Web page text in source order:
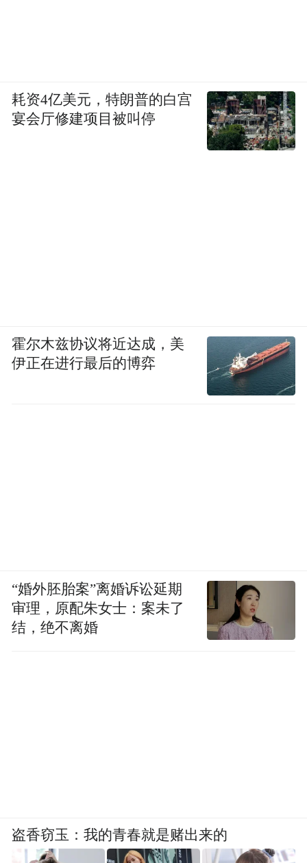
耗资4亿美元，特朗普的白宫
宴会厅修建项目被叫停
霍尔木兹协议将近达成，美
伊正在进行最后的博弈
“婚外胚胎案”离婚诉讼延期
审理，原配朱女士：案未了
结，绝不离婚
盗香窃玉：我的青春就是赌出来的